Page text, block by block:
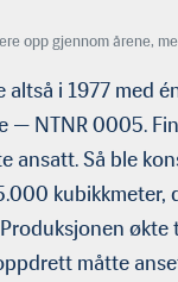
opp gjennom årene,
tema i dag. Nå er
i 1977 med
— NTNR 0005.
ansatt. Så ble
kubikkmeter,
økte
måtte